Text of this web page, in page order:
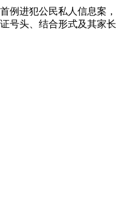
例进犯公民私人信息案，
号头、结合形式及其家长